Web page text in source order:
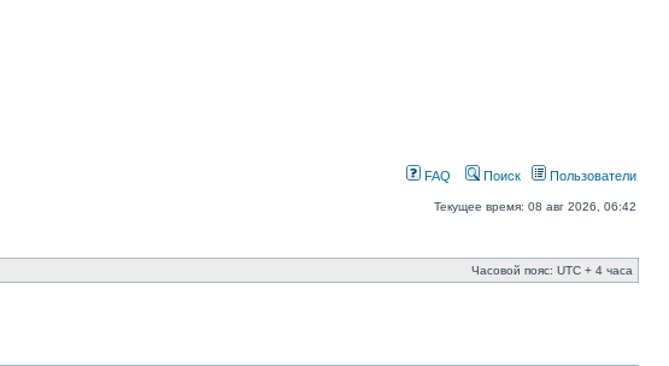
FAQ Поиск Пользователи
Текущее время: 08 авг 2026, 06:42
Часовой пояс: UTC + 4 часа